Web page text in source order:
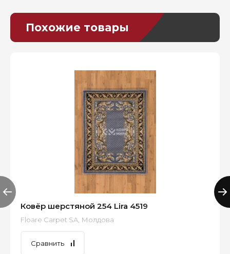
Похожие товары
Ковёр шерстяной 254 Lira 4519
Floare Carpet SA, Молдова
Сравнить